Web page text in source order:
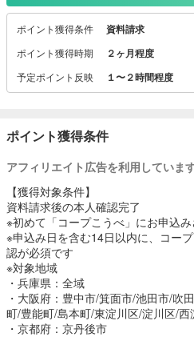
現在キャンペーンを実施中！
※キャンペーンの詳細はこちらからチ
https://www.coop-kobe.net/ad/delivery/
（上記URLからのお申込は獲得対象外
ポイント獲得条件 資料請求
ポイント獲得時期 ２ヶ月程度
予定ポイント反映 １〜２時間程度
ポイント獲得条件
アフィリエイト広告を利用していま
【獲得対象条件】
資料請求後の本人確認完了
※初めて「コープこうべ」にお申込
※申込み日を含む14日以内に、コー
認が必須です
※対象地域
・兵庫県：全域
・大阪府：豊中市/箕面市/池田市/吹
町/豊能町/島本町/東淀川区/淀川区/西
・京都府：京丹後市